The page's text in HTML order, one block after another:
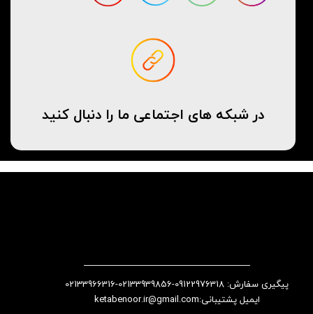
در شبکه های اجتماعی ما را دنبال کنید
پیگیری سفارش: 09122976318-02133939856-02133966316
​​​​​​​​​​​​​​ایمیل پشتیبانی:ketabenoor.ir@gmail.com